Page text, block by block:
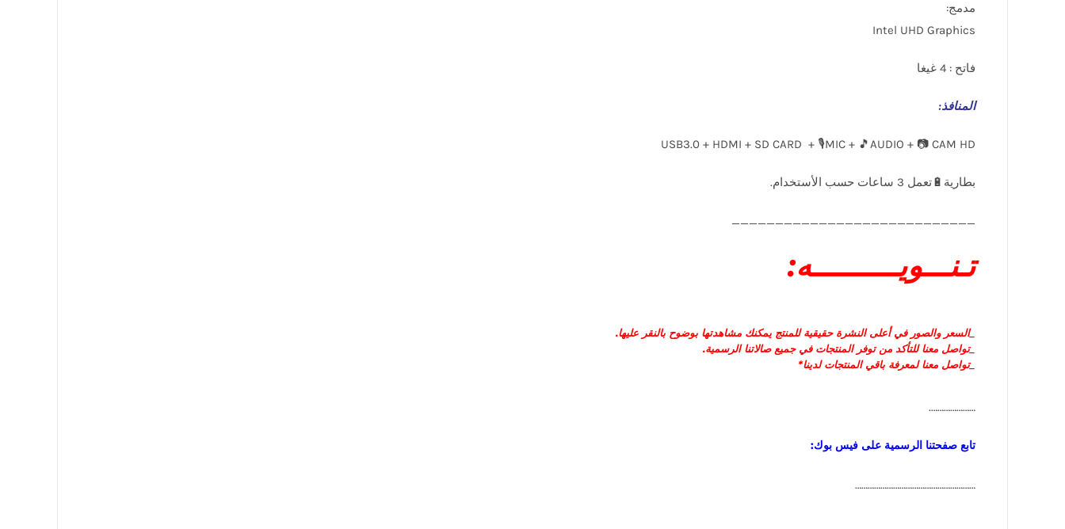
مدمج:
Intel UHD Graphics
فاتح : 4 غيغا
المنافذ:
USB3.0 + HDMI + SD CARD + 🎙️MIC + 🎵AUDIO + 📷 CAM HD
____________________________
تـنـــويــــــــــه:
_السعر والصور في أعلى النشرة حقيقية للمنتج يمكنك مشاهدتها بوضوح بالنقر عليها.
_تواصل معنا للتأكد من توفر المنتجات في جميع صالاتنا الرسمية.
_تواصل معنا لمعرفة باقي المنتجات لدينا*
………………….
تابع صفحتنا الرسمية على فيس بوك:
…………………………………………………